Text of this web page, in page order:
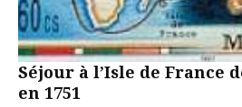
Séjour à l’Isle de France
en 1751